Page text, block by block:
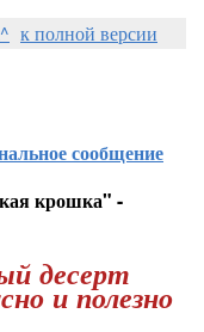
к полной версии
сообщение
крошка" -
десерт
и полезно